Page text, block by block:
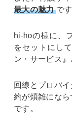
最大の魅力 です
hi-hoの様に、
をセットにし
ン・サービス』
回線とプロバ
約が煩雑にな
です。